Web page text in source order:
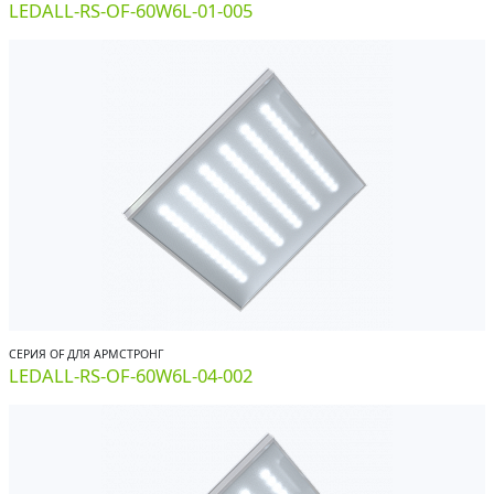
LEDALL-RS-OF-60W6L-01-005
СЕРИЯ OF ДЛЯ АРМСТРОНГ
LEDALL-RS-OF-60W6L-04-002